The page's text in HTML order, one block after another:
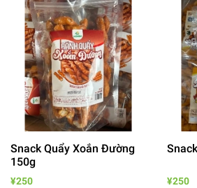
Snack Quẩy Xoắn Đường
150g
¥250 ¥250